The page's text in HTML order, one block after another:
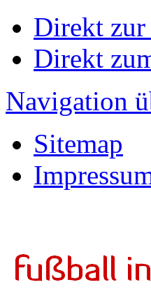
Direkt zur
Direkt
Navigation
Sitemap